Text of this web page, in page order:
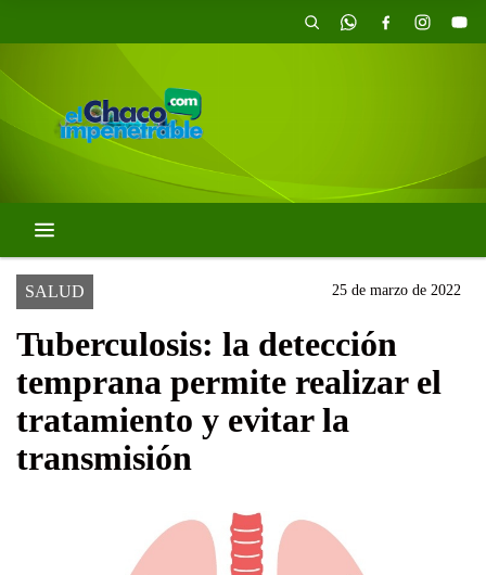
SALUD 25 de marzo de 2022
Tuberculosis: la detección
temprana permite realizar el
tratamiento y evitar la
transmisión